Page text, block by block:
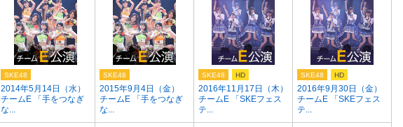
2014年5月14日（水）
チームE 「手をつなぎ
な...
SKE48
2015年9月4日（金）
チームE 「手をつなぎ
な...
SKE48
2016年11月17日（木）
チームE 「SKEフェス
テ...
SKE48 HD
2016年9月30日（金）
チームE 「SKEフェス
テ...
SKE48 HD